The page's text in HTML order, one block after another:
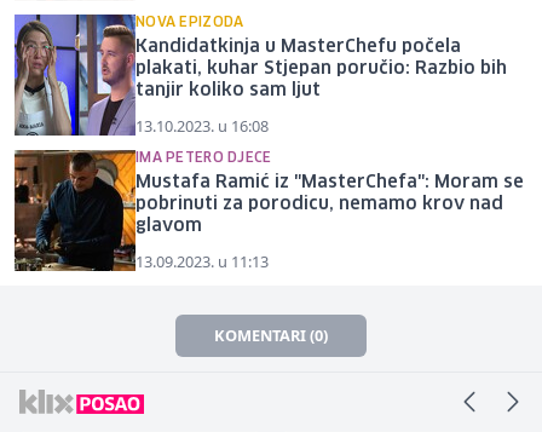
NOVA EPIZODA
Kandidatkinja u MasterChefu počela
plakati, kuhar Stjepan poručio: Razbio bih
tanjir koliko sam ljut
13.10.2023. u 16:08
IMA PETERO DJECE
Mustafa Ramić iz "MasterChefa": Moram se
pobrinuti za porodicu, nemamo krov nad
glavom
13.09.2023. u 11:13
KOMENTARI (0)